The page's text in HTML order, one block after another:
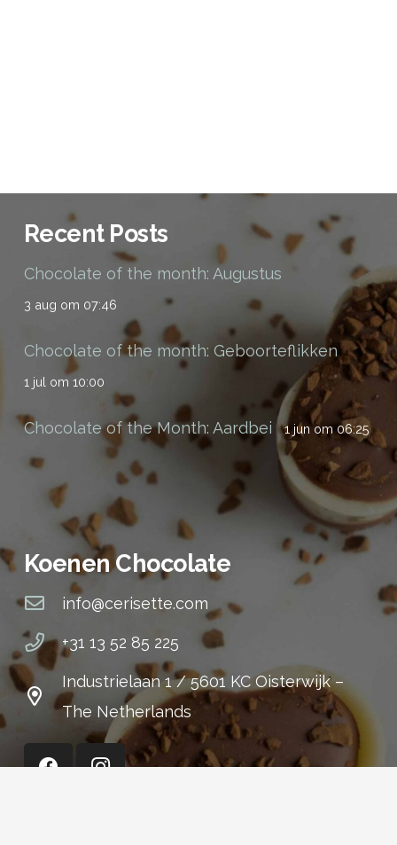
Recent Posts
Chocolate of the month: Augustus
3 aug om 07:46
Chocolate of the month: Geboorteflikken
1 jul om 10:00
Chocolate of the Month: Aardbei 1 jun om 06:25
Koenen Chocolate
info@cerisette.com
+31 13 52 85 225
Industrielaan 1 / 5601 KC Oisterwijk –
The Netherlands